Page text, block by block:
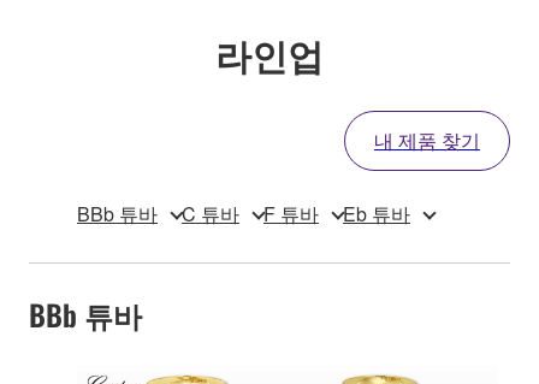
라인업
내 제품 찾기
BBb 튜바 C 튜바 F 튜바 Eb 튜바
BBb 튜바